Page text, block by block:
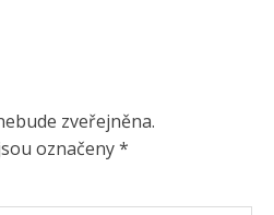
zveřejněna.
označeny*